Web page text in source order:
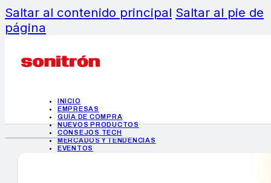
Saltar al contenido principal Saltar al pie de
página
INICIO
EMPRESAS
GUÍA DE COMPRA
NUEVOS PRODUCTOS
CONSEJOS TECH
MERCADOS Y TENDENCIAS
EVENTOS